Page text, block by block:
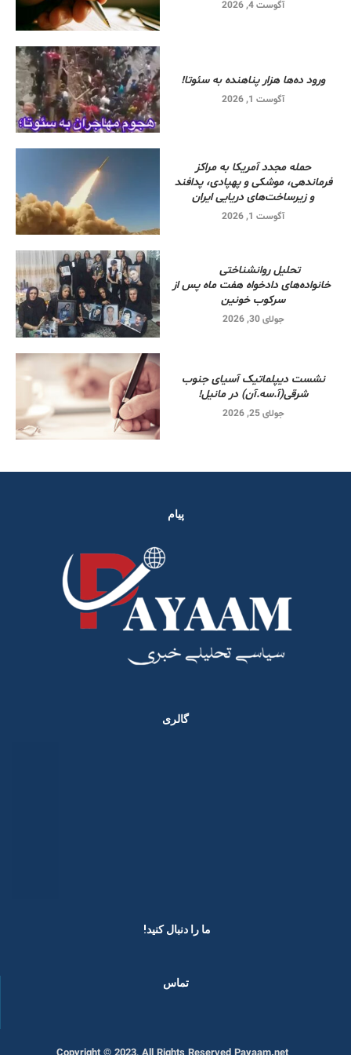
آگوست 4, 2026
ورود ده‌ها هزار پناهنده به سئوتا!
آگوست 1, 2026
حمله مجدد آمریکا به مراکز
فرماندهی، موشکی و پهپادی، پدافند
و زیرساخت‌های دریایی ایران
آگوست 1, 2026
تحلیل روانشناختی
خانواده‌های دادخواه هفت ماه پس از
سرکوب خونین
جولای 30, 2026
نشست دیپلماتیک آسیای جنوب
شرقی‌(آ.سه.آن) در مانیل!
جولای 25, 2026
پیام
گالری
ما را دنبال کنید! ​
تماس